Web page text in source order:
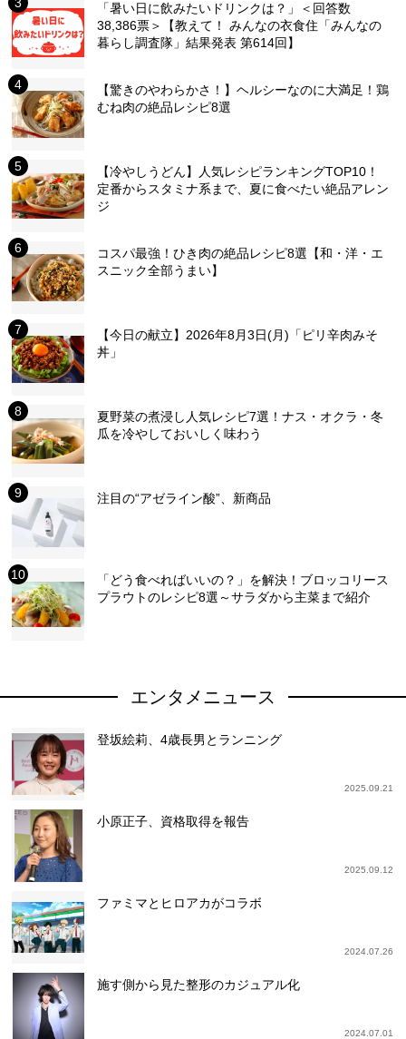
「暑い日に飲みたいドリンクは？」＜回答数
38,386票＞【教えて！ みんなの衣食住「みんなの
暮らし調査隊」結果発表 第614回】
【驚きのやわらかさ！】ヘルシーなのに大満足！鶏
むね肉の絶品レシピ8選
【冷やしうどん】人気レシピランキングTOP10！
定番からスタミナ系まで、夏に食べたい絶品アレン
ジ
コスパ最強！ひき肉の絶品レシピ8選【和・洋・エ
スニック全部うまい】
【今日の献立】2026年8月3日(月)「ピリ辛肉みそ
丼」
夏野菜の煮浸し人気レシピ7選！ナス・オクラ・冬
瓜を冷やしておいしく味わう
注目の“アゼライン酸”、新商品
「どう食べればいいの？」を解決！ブロッコリース
プラウトのレシピ8選～サラダから主菜まで紹介
エンタメニュース
登坂絵莉、4歳長男とランニング
2025.09.21
小原正子、資格取得を報告
2025.09.12
ファミマとヒロアカがコラボ
2024.07.26
施す側から見た整形のカジュアル化
2024.07.01